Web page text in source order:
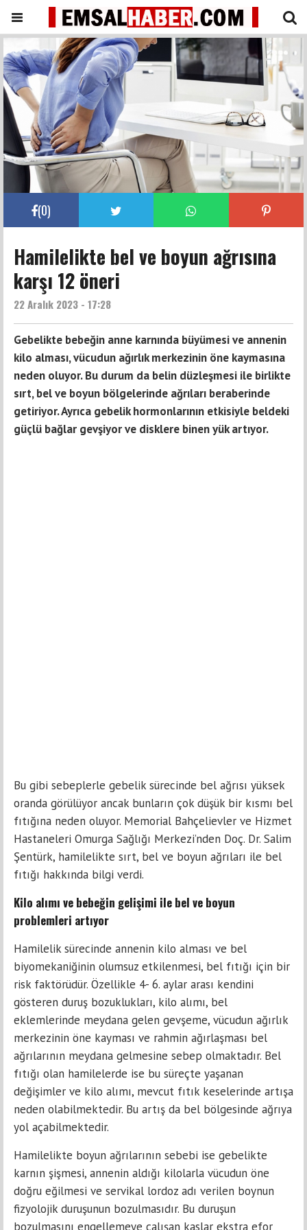
(0)
Hamilelikte bel ve boyun ağrısına
karşı 12 öneri
22 Aralık 2023 - 17:28
Gebelikte bebeğin anne karnında büyümesi ve annenin
kilo alması, vücudun ağırlık merkezinin öne kaymasına
neden oluyor. Bu durum da belin düzleşmesi ile birlikte
sırt, bel ve boyun bölgelerinde ağrıları beraberinde
getiriyor. Ayrıca gebelik hormonlarının etkisiyle beldeki
güçlü bağlar gevşiyor ve disklere binen yük artıyor.
Bu gibi sebeplerle gebelik sürecinde bel ağrısı yüksek
oranda görülüyor ancak bunların çok düşük bir kısmı bel
fıtığına neden oluyor. Memorial Bahçelievler ve Hizmet
Hastaneleri Omurga Sağlığı Merkezi’nden Doç. Dr. Salim
Şentürk, hamilelikte sırt, bel ve boyun ağrıları ile bel
fıtığı hakkında bilgi verdi.
Kilo alımı ve bebeğin gelişimi ile bel ve boyun
problemleri artıyor
Hamilelik sürecinde annenin kilo alması ve bel
biyomekaniğinin olumsuz etkilenmesi, bel fıtığı için bir
risk faktörüdür. Özellikle 4- 6. aylar arası kendini
gösteren duruş bozuklukları, kilo alımı, bel
eklemlerinde meydana gelen gevşeme, vücudun ağırlık
merkezinin öne kayması ve rahmin ağırlaşması bel
ağrılarının meydana gelmesine sebep olmaktadır. Bel
fıtığı olan hamilelerde ise bu süreçte yaşanan
değişimler ve kilo alımı, mevcut fıtık keselerinde artışa
neden olabilmektedir. Bu artış da bel bölgesinde ağrıya
yol açabilmektedir.
Hamilelikte boyun ağrılarının sebebi ise gebelikte
karnın şişmesi, annenin aldığı kilolarla vücudun öne
doğru eğilmesi ve servikal lordoz adı verilen boynun
fizyolojik duruşunun bozulmasıdır. Bu duruşun
bozulmasını engellemeye çalışan kaslar ekstra efor